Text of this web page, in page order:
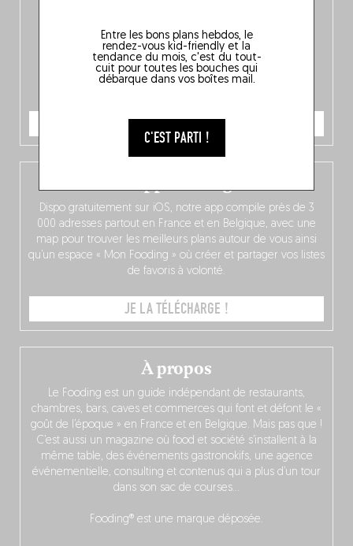
Entre les bons plans hebdos, le
rendez-vous kid-friendly et la
tendance du mois, c'est du tout-
cuit pour toutes les bouches qui
débarque dans vos boîtes mail.
C'EST PARTI !
JE COMMANDE
À propos
Le Fooding est un guide indépendant de restaurants,
chambres, bars, caves et commerces qui font et défont le «
goût de l’époque » en France et en Belgique. Mais pas que !
C’est aussi un magazine où food et société s’installent à la
même table, des événements gastronokifs, une agence
événementielle, consulting et contenus qui a plus d’un tour
dans son sac de courses…
Fooding® est une marque déposée.
Dispo gratuitement sur iOS, notre app compile près de 3
000 adresses partout en France et en Belgique, avec une
map pour trouver les meilleurs plans autour de vous ainsi
qu’un espace « Mon Fooding » où créer et partager vos listes
de favoris à volonté.
JE LA TÉLÉCHARGE !